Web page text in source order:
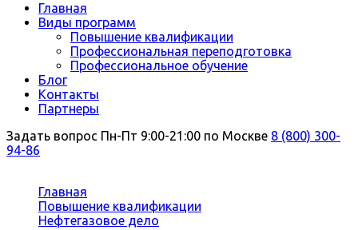
Главная
Виды программ
Повышение квалификации
Профессиональная переподготовка
Профессиональное обучение
Блог
Контакты
Партнеры
Задать вопрос Пн-Пт 9:00-21:00 по Москве 8 (800) 300-
94-86
Главная
Повышение квалификации
Нефтегазовое дело